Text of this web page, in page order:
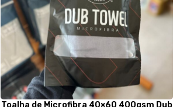
Toalha de Microfibra 40×60 400gsm Dub